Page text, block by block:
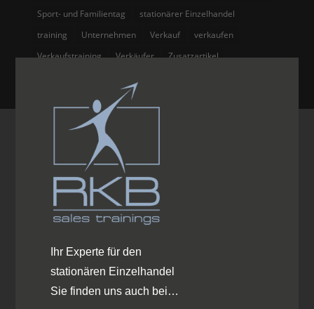
Sport- und Familientag
stationärer Einzelhandel
training
Unternehmen Verkauf
verkaufen
Verkaufstraining
Verkäufer Zusatzartikel
Ihr Experte für den
stationären Einzelhandel
Sie finden uns auch bei…